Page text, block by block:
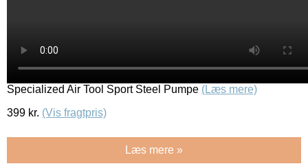
Specialized Air Tool Sport Steel Pumpe (Læs mere)
399 kr. (Vis fragtpris)
Læs mere »